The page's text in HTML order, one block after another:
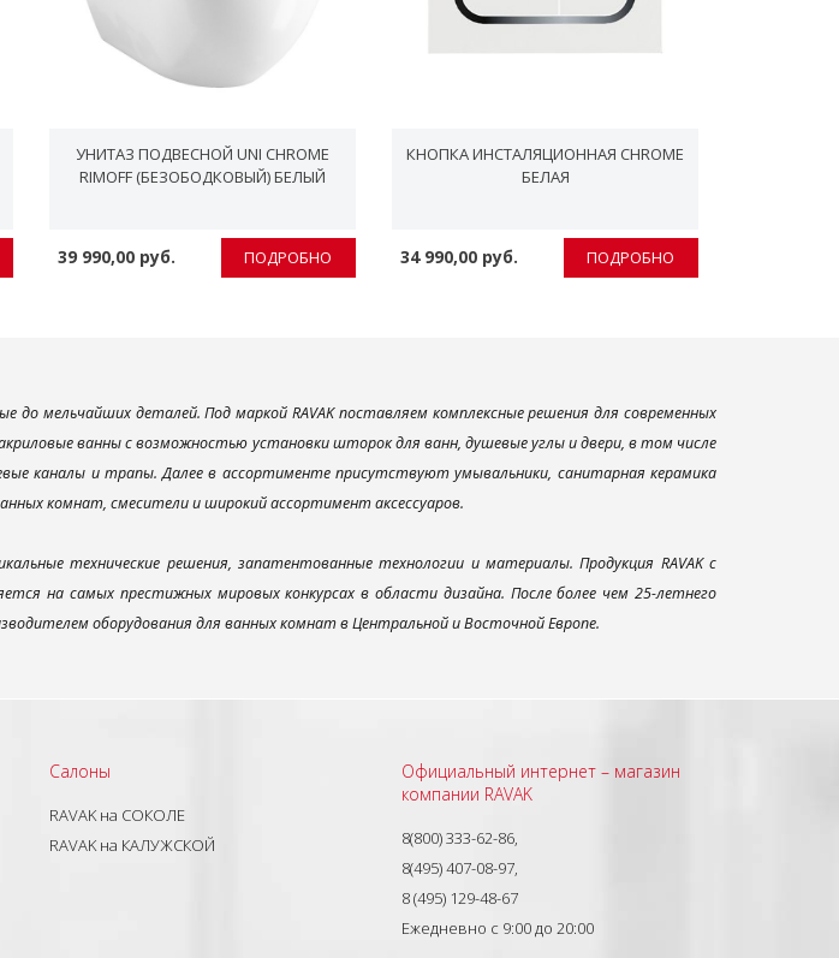
УНИТАЗ ПОДВЕСНОЙ UNI CHROME
RIMOFF (БЕЗОБОДКОВЫЙ) БЕЛЫЙ
39 990,00 руб. ПОДРОБНО
КНОПКА ИНСТАЛЯЦИОННАЯ CHROME
БЕЛАЯ
34 990,00 руб. ПОДРОБНО
мельчайших деталей. Под маркой RAVAK поставляем комплексные решения для современных
ванны с возможностью установки шторок для ванн, душевые углы и двери, в том числе
каналы и трапы. Далее в ассортименте присутствуют умывальники, санитарная керамика
комнат, смесители и широкий ассортимент аксессуаров.
технические решения, запатентованные технологии и материалы. Продукция RAVAK с
на самых престижных мировых конкурсах в области дизайна. После более чем 25-летнего
оборудования для ванных комнат в Центральной и Восточной Европе.
Салоны
RAVAK на СОКОЛЕ
RAVAK на КАЛУЖСКОЙ
Официальный интернет – магазин
компании RAVAK
8(800) 333-62-86,
8(495) 407-08-97,
8 (495) 129-48-67
Ежедневно с 9:00 до 20:00